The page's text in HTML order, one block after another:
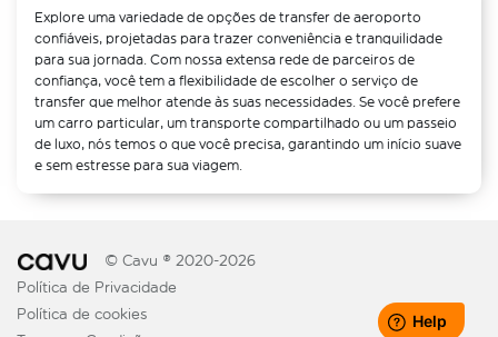
Explore uma variedade de opções de transfer de aeroporto
confiáveis, projetadas para trazer conveniência e tranquilidade
para sua jornada. Com nossa extensa rede de parceiros de
confiança, você tem a flexibilidade de escolher o serviço de
transfer que melhor atende às suas necessidades. Se você prefere
um carro particular, um transporte compartilhado ou um passeio
de luxo, nós temos o que você precisa, garantindo um início suave
e sem estresse para sua viagem.
© Cavu ® 2020-2026
Política de Privacidade
Política de cookies